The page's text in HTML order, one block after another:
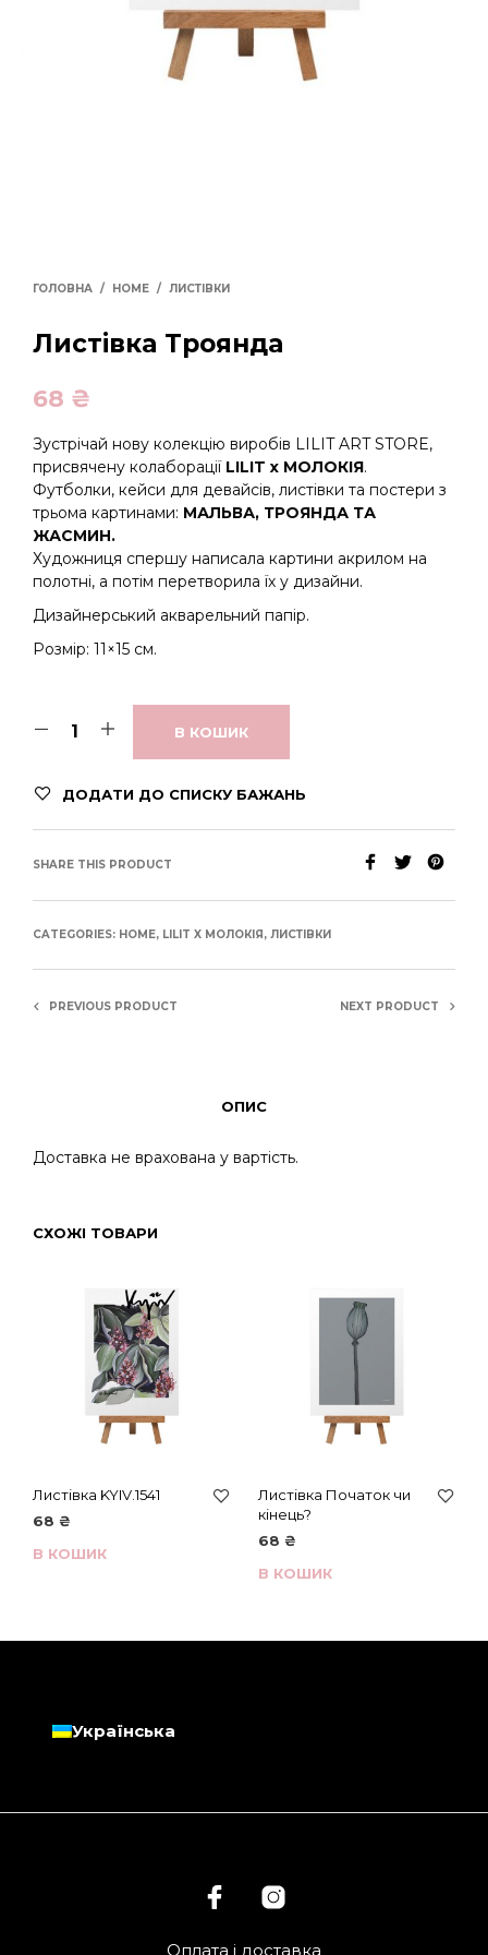
ГОЛОВНА / HOME / ЛИСТІВКИ
Листівка Троянда
68 ₴
Зустрічай нову колекцію виробів LILIT ART STORE,
присвячену колаборації LILIT x МОЛОКІЯ.
Футболки, кейси для девайсів, листівки та постери з
трьома картинами: МАЛЬВА, ТРОЯНДА ТА
ЖАСМИН.
Художниця спершу написала картини акрилом на
полотні, а потім перетворила їх у дизайни.
Дизайнерський акварельний папір.
Розмір: 11×15 см.
В КОШИК
ДОДАТИ ДО СПИСКУ БАЖАНЬ
SHARE THIS PRODUCT
CATEGORIES: HOME, LILIT X МОЛОКІЯ, ЛИСТІВКИ
PREVIOUS PRODUCT NEXT PRODUCT
ОПИС
Доставка не врахована у вартість.
СХОЖІ ТОВАРИ
Листівка KYIV.1541
68 ₴
В КОШИК
Листівка Початок чи
кінець?
68 ₴
В КОШИК
Українська
Оплата і доставка